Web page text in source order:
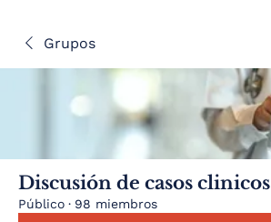
Grupos
Discusión de casos clinicos
Público · 98 miembros